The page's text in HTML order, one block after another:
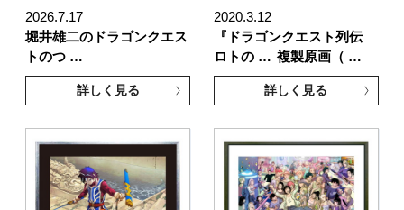
2026.7.17
堀井雄二のドラゴンクエス
トのつ …
詳しく見る
2020.3.12
『ドラゴンクエスト列伝
ロトの … 複製原画（ …
詳しく見る